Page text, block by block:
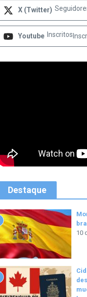
X (Twitter)
Youtube Inscritos
Destaque
10